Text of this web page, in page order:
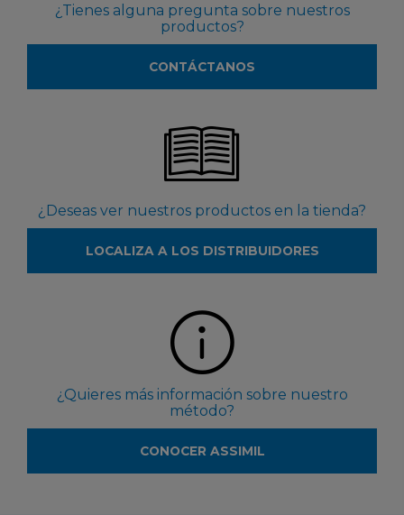
¿Tienes alguna pregunta sobre nuestros
productos?
CONTÁCTANOS
¿Deseas ver nuestros productos en la tienda?
LOCALIZA A LOS DISTRIBUIDORES
¿Quieres más información sobre nuestro
método?
CONOCER ASSIMIL